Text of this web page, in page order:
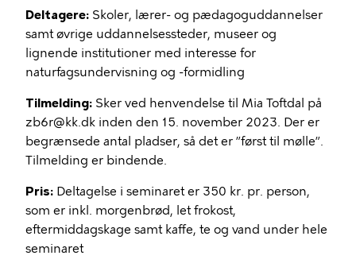
Deltagere: Skoler, lærer- og pædagoguddannelser
samt øvrige uddannelsessteder, museer og
lignende institutioner med interesse for
naturfagsundervisning og -formidling
Tilmelding: Sker ved henvendelse til Mia Toftdal på
zb6r@kk.dk inden den 15. november 2023. Der er
begrænsede antal pladser, så det er ”først til mølle”.
Tilmelding er bindende.
Pris: Deltagelse i seminaret er 350 kr. pr. person,
som er inkl. morgenbrød, let frokost,
eftermiddagskage samt kaffe, te og vand under hele
seminaret